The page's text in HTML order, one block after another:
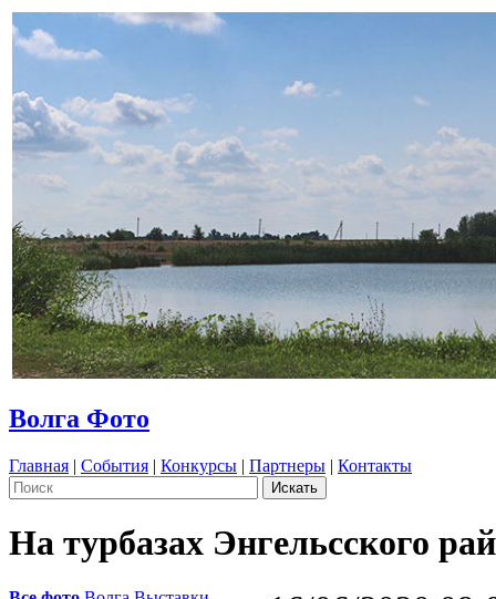
Волга Фото
Главная | События | Конкурсы | Партнеры | Контакты
На турбазах Энгельсского